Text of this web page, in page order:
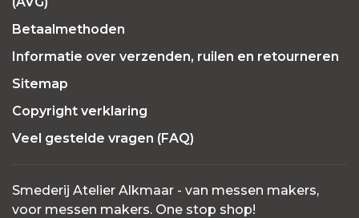
Betaalmethoden
Informatie over verzenden, ruilen en retourneren
Sitemap
Copyright verklaring
Veel gestelde vragen (FAQ)
Smederij Atelier Alkmaar - van messen makers,
voor messen makers. One stop shop!